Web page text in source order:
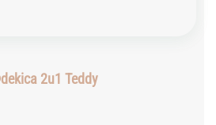
2u1 Teddy